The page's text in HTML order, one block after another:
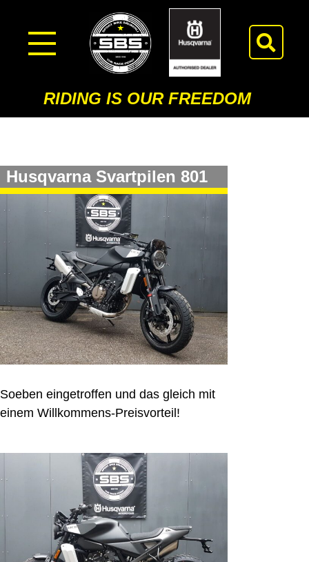
RIDING IS OUR FREEDOM
Husqvarna Svartpilen 801
Soeben eingetroffen und das gleich mit
einem Willkommens-Preisvorteil!